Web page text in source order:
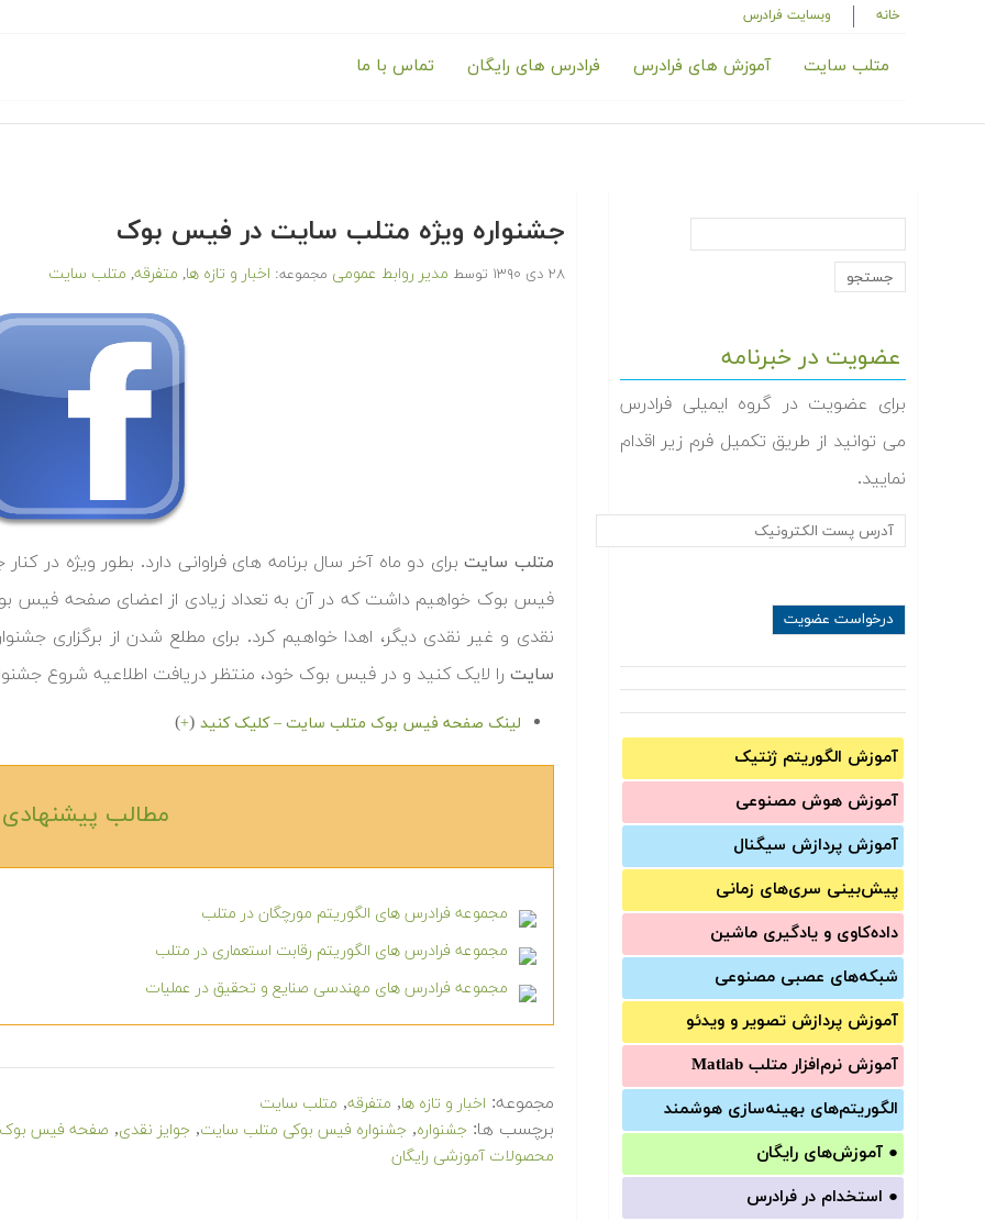
خانه وبسایت فرادرس
متلب سایت آموزش های فرادرس فرادرس های رایگان تماس با ما
عضویت در خبرنامه
برای عضویت در گروه ایمیلی فرادرس
می توانید از طریق تکمیل فرم زیر اقدام
نمایید.
آموزش الگوریتم ژنتیک
آموزش‌ هوش مصنوعی
آموزش‌ پردازش سیگنال
پیش‌‌بینی سری‌‌های زمانی
داده‌کاوی و یادگیری ماشین
شبکه‌های عصبی مصنوعی
آموزش‌ پردازش تصویر و ویدئو
آموزش‌ نرم‌افزار متلب Matlab
الگوریتم‌های بهینه‌سازی هوشمند
● آموزش‌های رایگان
● استخدام در فرادرس
جشنواره ویژه متلب سایت در فیس بوک
۲۸ دی ۱۳۹۰ توسط مدیر روابط عمومی مجموعه: اخبار و تازه ها, متفرقه, متلب سایت
متلب سایتبرای دو ماه آخر سال برنامه های فراوانی دارد. بطور ویژه در
فیس بوک خواهیم داشت که در آن به تعداد زیادی از اعضای صفحه فیس
نقدی و غیر نقدی دیگر، اهدا خواهیم کرد. برای مطلع شدن از برگزاری
سایت را لایک کنید و در فیس بوک خود، منتظر دریافت اطلاعیه شروع
لینک صفحه فیس بوک متلب سایت – کلیک کنید (
+
)
مطالب پیشنهادی‎
مجموعه فرادرس های الگوریتم مورچگان در متلب
مجموعه فرادرس های الگوریتم رقابت استعماری در متلب
مجموعه فرادرس های مهندسی صنایع و تحقیق در عملیات
مجموعه: اخبار و تازه ها, متفرقه, متلب سایت
برچسب ها: جشنواره, جشنواره فیس بوکی متلب سایت, جوایز نقدی, صفحه فیس
محصولات آموزشی رایگان